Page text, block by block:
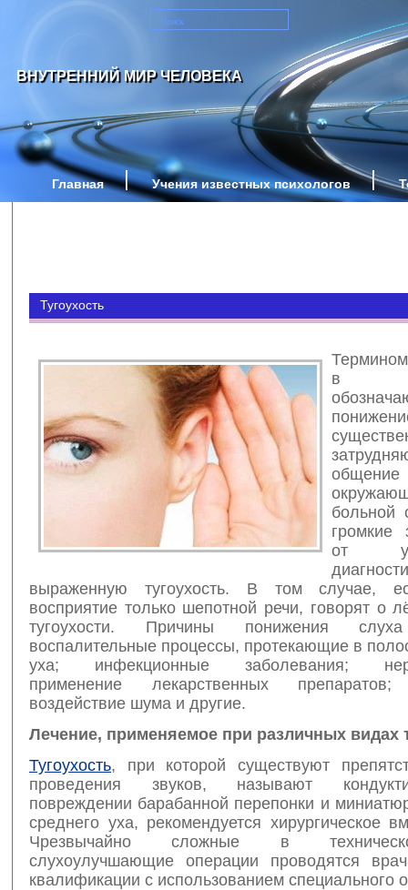
ВНУТРЕННИЙ МИР ЧЕЛОВЕКА
Главная Учения известных психологов
Тугоухость
Термином
в
больной
громкие
от
выраженную тугоухость. В том случае,
восприятие только шепотной речи, говорят о
тугоухости. Причины понижения
воспалительные процессы, протекающие в
уха; инфекционные заболевания;
применение лекарственных препаратов;
воздействие шума и другие.
Лечение, применяемое при различных видах
Тугоухость, при которой существуют
проведения звуков, называют
повреждении барабанной перепонки и
среднего уха, рекомендуется хирургическое
Чрезвычайно сложные в
слухоулучшающие операции проводятся
квалификации с использованием специального